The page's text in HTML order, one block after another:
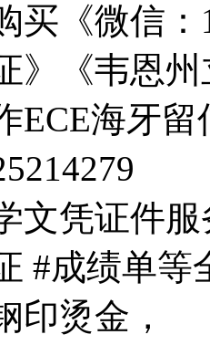
买《微信：
》《韦恩
ECE海牙
文凭证件服
#成绩单
印烫金，